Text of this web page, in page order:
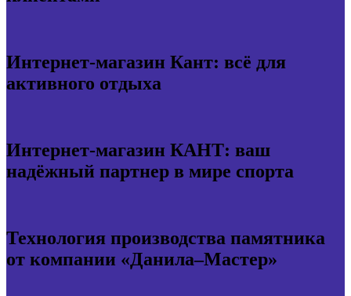
Интернет-магазин Кант: всё для
активного отдыха
Интернет-магазин КАНТ: ваш
надёжный партнер в мире спорта
Технология производства памятника
от компании «Данила–Мастер»